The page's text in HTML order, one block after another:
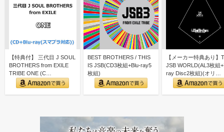
【特典付】 三代目 J SOUL
BROTHERS from EXILE
TRIBE ONE (C…
BEST BROTHERS / THIS
IS JSB(CD3枚組+Blu-ray5
枚組)
【メーカー特典あり】
JSB WORLD(AL3枚組
ray Disc2枚組)(オリ…